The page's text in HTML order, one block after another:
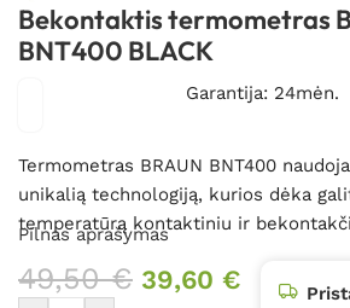
Bekontaktis termometras
BNT400 BLACK
Garantija: 24mėn.
Termometras BRAUN BNT400
unikalią technologiją, kurios dėka
temperatūrą kontaktiniu ir
Pilnas aprašymas
49,50€ 39,60 €